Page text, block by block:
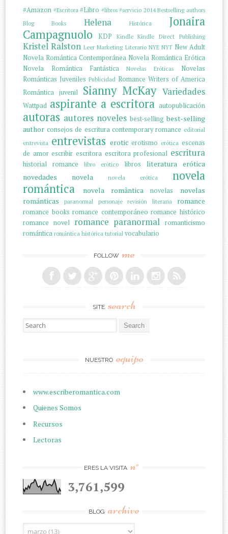
#Amazon #Escritora #Libro #libros #servicio 2014 Bestselling authors
Blog
Books Helena Histórica
Jonaira
Campagnuolo
KDP Kindle Kindle Direct Publishing
Kristel Ralston Leer Marketing Literario NYE NYT New Adult
Novela Romántica Contemporánea Novela Romántica Erótica
Novela Romántica Fantástica
Novelas Eróticas
Novelas
Románticas Juveniles Publicidad Romance Writers of America
Romántica juvenil
Sianny McKay Variedades
Wattpad aspirante a escritora autopublicación
autoras autores noveles best-selling best-selling
author consejos de escritura contemporary romance editorial
entrevista entrevistas erotic erotismo erótica escenas
de amor escribir escritora escritora profesional escritura
historial romance libro erótico libros
literatura erótica
novedades
novela novela erótica
novela
romántica
novela romântica novelas
novelas
románticas
paranormal personaje revisión literaria romance
romance books romance contemporáneo romance histórico
romance novel romance paranormal romanticismo
romántica romántica histórica tutorial vocabulario
FOLLOW me
SITE search
Search for:
NUESTRO equipo
www.escriberomantica.com
Quienes Somos
Recursos
Lectoras
ERES LA VISITA n°
3,761,599
BLOG archive